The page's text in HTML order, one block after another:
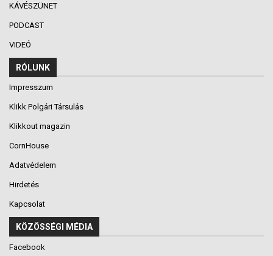
KÁVÉSZÜNET
PODCAST
VIDEÓ
RÓLUNK
Impresszum
Klikk Polgári Társulás
Klikkout magazin
CornHouse
Adatvédelem
Hirdetés
Kapcsolat
KÖZÖSSÉGI MÉDIA
Facebook